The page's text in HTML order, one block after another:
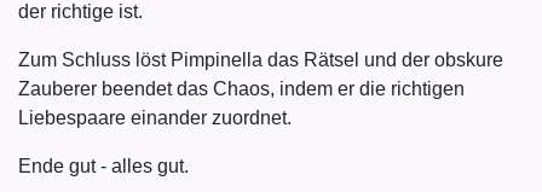
der richtige ist.
Zum Schluss löst Pimpinella das Rätsel und der obskure
Zauberer beendet das Chaos, indem er die richtigen
Liebespaare einander zuordnet.
Ende gut - alles gut.